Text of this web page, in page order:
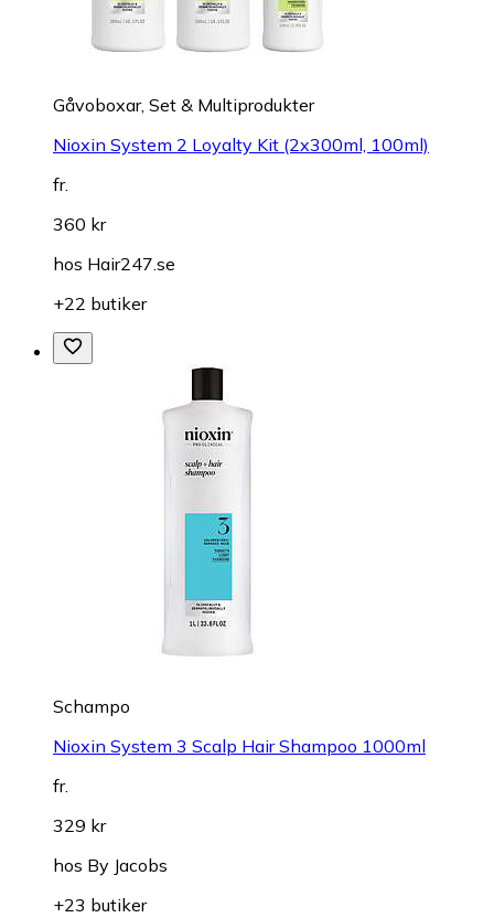
Gåvoboxar, Set & Multiprodukter
Nioxin System 2 Loyalty Kit (2x300ml, 100ml)
fr.
360 kr
hos Hair247.se
+22 butiker
Schampo
Nioxin System 3 Scalp Hair Shampoo 1000ml
fr.
329 kr
hos By Jacobs
+23 butiker